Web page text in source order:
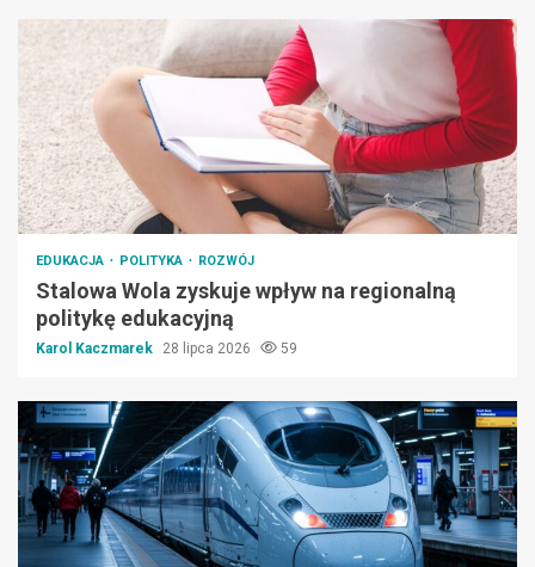
EDUKACJA POLITYKA ROZWÓJ
Stalowa Wola zyskuje wpływ na regionalną
politykę edukacyjną
Karol Kaczmarek 28 lipca 2026 59